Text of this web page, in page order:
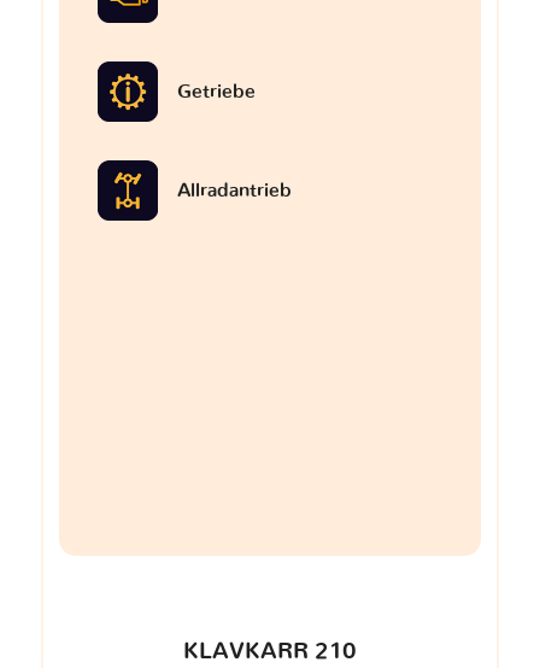
Getriebe
Allradantrieb
KLAVKARR 210